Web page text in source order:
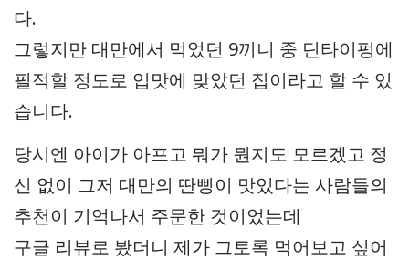
다.
그렇지만 대만에서 먹었던 9끼니 중 딘타이펑에
필적할 정도로 입맛에 맞았던 집이라고 할 수 있
습니다.
당시엔 아이가 아프고 뭐가 뭔지도 모르겠고 정
신 없이 그저 대만의 딴삥이 맛있다는 사람들의
추천이 기억나서 주문한 것이었는데
구글 리뷰로 봤더니 제가 그토록 먹어보고 싶어